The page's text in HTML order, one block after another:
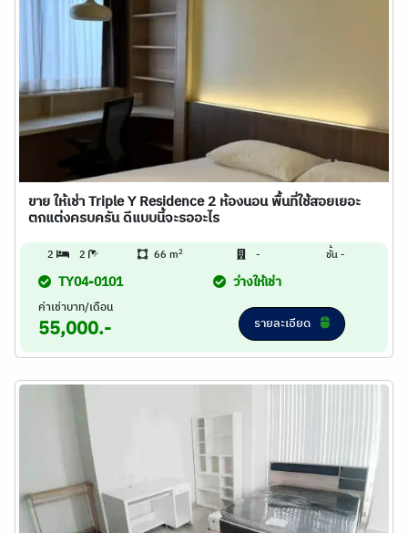
ขาย ให้เช่า Triple Y Residence 2 ห้องนอน พื้นที่ใช้สอยเยอะ
ตกแต่งครบครัน ดีแบบนี้จะรออะไร
2 2 66 m2 - ชั้น -
TY04-0101 ว่างให้เช่า
ค่าเช่าบาท/เดือน
55,000.- รายละเอียด